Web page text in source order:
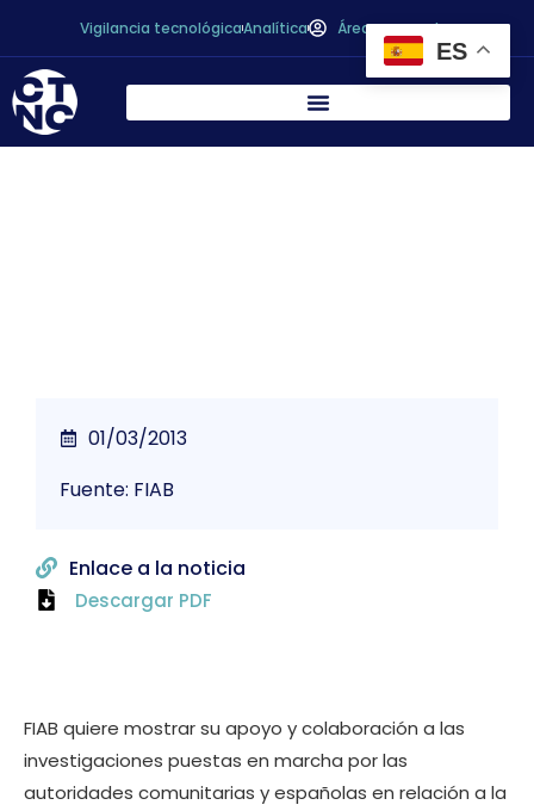
Vigilancia tecnológicaAnalítica Área personal
FIAB quiere mostrar su apoyo y colaboración a las
investigaciones puestas en marcha por las
autoridades comunitarias y españolas en relación a la
01/03/2013
Fuente: FIAB
Enlace a la noticia
Descargar PDF
ES